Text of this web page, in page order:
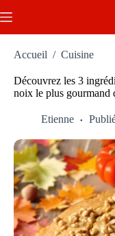
au
Accueil / Cuisine
Découvrez les 3
noix le plus gourmand
Etienne